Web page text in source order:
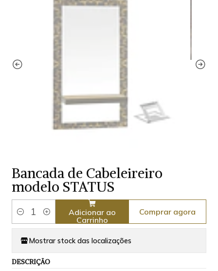
Bancada de Cabeleireiro
modelo STATUS
Quantidade
Adicionar ao
Carrinho
Comprar agora
Mostrar stock das localizações
DESCRIÇÃO